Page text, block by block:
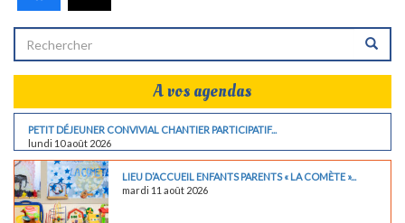
A vos agendas
PETIT DÉJEUNER CONVIVIAL CHANTIER PARTICIPATIF...
lundi 10 août 2026
LIEU D’ACCUEIL ENFANTS PARENTS « LA COMÈTE »...
mardi 11 août 2026